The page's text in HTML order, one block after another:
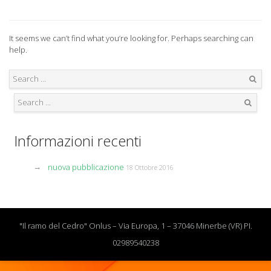
It seems we can’t find what you’re looking for. Perhaps searching can
help.
Informazioni recenti
nuova pubblicazione 18 Ottobre 2016
"Il ramo del Cedro" Onlus – Via Europa, 1 – 37046 Minerbe (VR) PI.
02989540238